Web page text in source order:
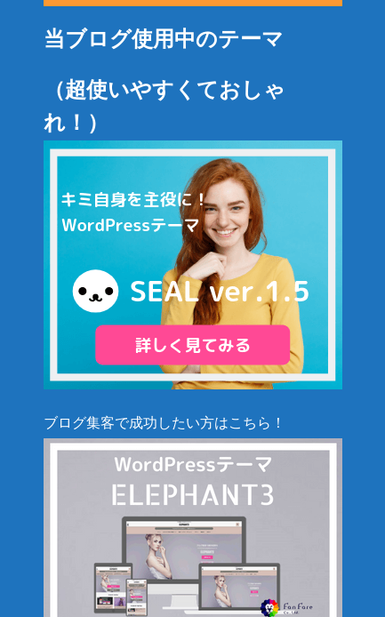
当ブログ使用中のテーマ
（超使いやすくておしゃ
れ！）
ブログ集客で成功したい方はこちら！